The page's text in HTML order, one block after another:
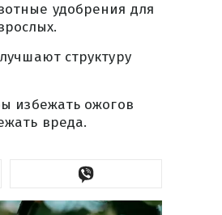
удобрения для
структуру
избежать ожогов
вреда.